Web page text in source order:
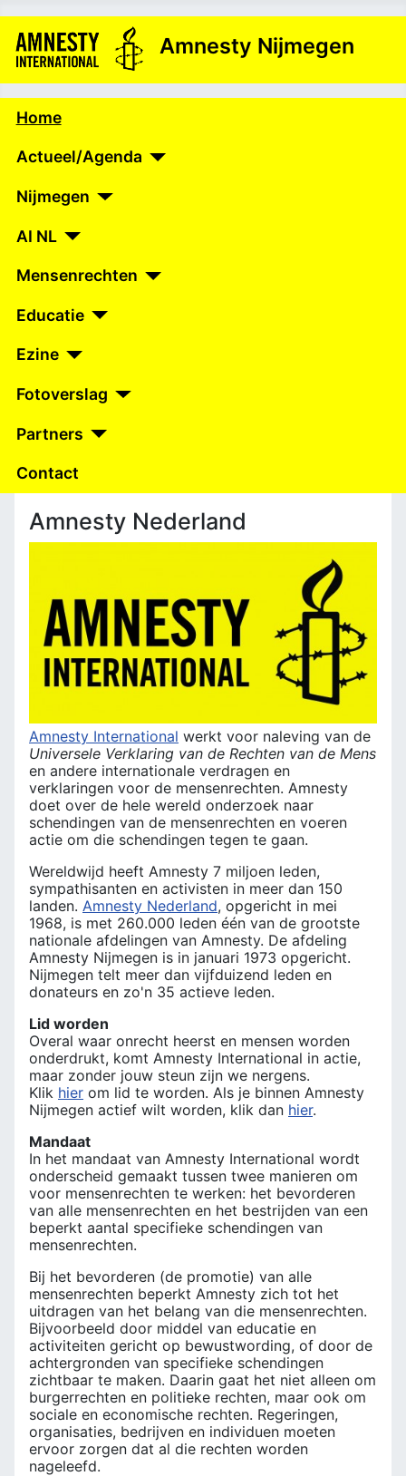
Amnesty Nijmegen
Home
Actueel/Agenda
Nijmegen
AI NL
Mensenrechten
Educatie
Ezine
Fotoverslag
Partners
Contact
Amnesty Nederland
Amnesty International werkt voor naleving van de
Universele Verklaring van de Rechten van de Mens
en andere internationale verdragen en
verklaringen voor de mensenrechten. Amnesty
doet over de hele wereld onderzoek naar
schendingen van de mensenrechten en voeren
actie om die schendingen tegen te gaan.
Wereldwijd heeft Amnesty 7 miljoen leden,
sympathisanten en activisten in meer dan 150
landen. Amnesty Nederland, opgericht in mei
1968, is met 260.000 leden één van de grootste
nationale afdelingen van Amnesty. De afdeling
Amnesty Nijmegen is in januari 1973 opgericht.
Nijmegen telt meer dan vijfduizend leden en
donateurs en zo'n 35 actieve leden.
Lid worden
Overal waar onrecht heerst en mensen worden
onderdrukt, komt Amnesty International in actie,
maar zonder jouw steun zijn we nergens.
Klik hier om lid te worden. Als je binnen Amnesty
Nijmegen actief wilt worden, klik dan hier.
Mandaat
In het mandaat van Amnesty International wordt
onderscheid gemaakt tussen twee manieren om
voor mensenrechten te werken: het bevorderen
van alle mensenrechten en het bestrijden van een
beperkt aantal specifieke schendingen van
mensenrechten.
Bij het bevorderen (de promotie) van alle
mensenrechten beperkt Amnesty zich tot het
uitdragen van het belang van die mensenrechten.
Bijvoorbeeld door middel van educatie en
activiteiten gericht op bewustwording, of door de
achtergronden van specifieke schendingen
zichtbaar te maken. Daarin gaat het niet alleen om
burgerrechten en politieke rechten, maar ook om
sociale en economische rechten. Regeringen,
organisaties, bedrijven en individuen moeten
ervoor zorgen dat al die rechten worden
nageleefd.